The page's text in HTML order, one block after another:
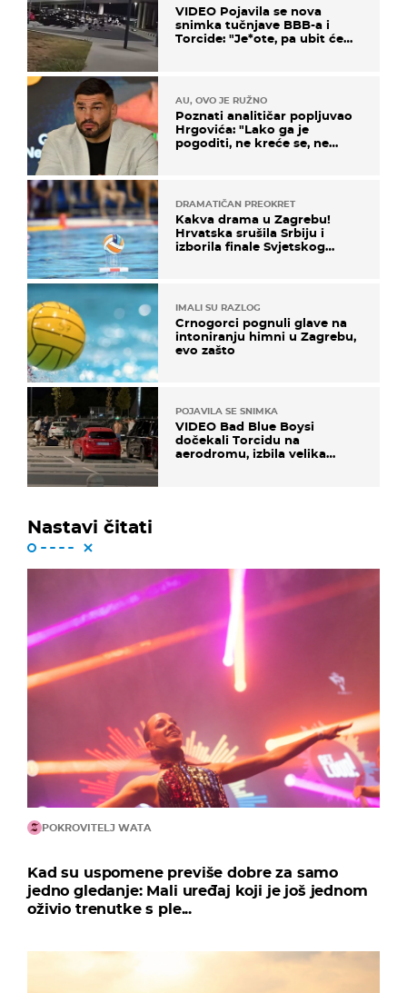
VIDEO Pojavila se nova
snimka tučnjave BBB-a i
Torcide: "Je*ote, pa ubit će
AU, OVO JE RUŽNO
Poznati analitičar popljuvao
Hrgovića: "Lako ga je
pogoditi, ne kreće se, ne
DRAMATIČAN PREOKRET
Kakva drama u Zagrebu!
Hrvatska srušila Srbiju i
izborila finale Svjetskog
IMALI SU RAZLOG
Crnogorci pognuli glave na
intoniranju himni u Zagrebu,
evo zašto
POJAVILA SE SNIMKA
VIDEO Bad Blue Boysi
dočekali Torcidu na
aerodromu, izbila velika
Nastavi čitati
POKROVITELJ WATA
Kad su uspomene previše dobre za samo
jedno gledanje: Mali uređaj koji je još jednom
oživio trenutke s ple...